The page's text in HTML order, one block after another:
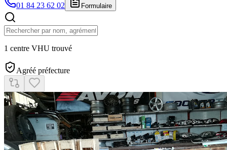
01 84 23 62 02 Formulaire
1 centre VHU trouvé
Agréé préfecture